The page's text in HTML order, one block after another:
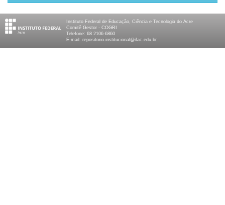
Instituto Federal de Educação, Ciência e Tecnologia do Acre
Comitê Gestor - COGRI
Telefone: 68 2106-6860
E-mail: repositorio.institucional@ifac.edu.br